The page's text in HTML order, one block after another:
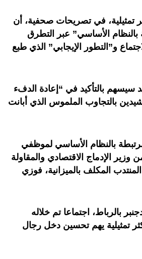
تمثيلية، في تصريحات صحفية، أن
الأساسي” عبر التطرق
و”التطور الإيجابي” الذي طبع
سيسهم بالتأكيد في “إعادة الدفء
بالتجاوب الملموس الذي أبانت
بالنظام الأساسي لموظفي
وزير الإدماج الاقتصادي والمقاولة
المكلف بالميزانية، فوزي
رئيس الحكومة، عزيز أخنوش، قد ترأس يوم 10 دجنبر بالرباط، اجتماعا تم خلاله
تمثيلية يهم تحسين دخل رجال